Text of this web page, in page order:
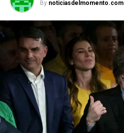
By noticiasdelmomento.com